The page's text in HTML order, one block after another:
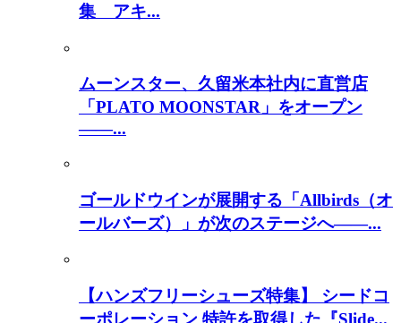
集 アキ...
ムーンスター、久留米本社内に直営店
「PLATO MOONSTAR」をオープン
――...
ゴールドウインが展開する「Allbirds（オ
ールバーズ）」が次のステージへ――...
【ハンズフリーシューズ特集】 シードコ
ーポレーション 特許を取得した『Slide...